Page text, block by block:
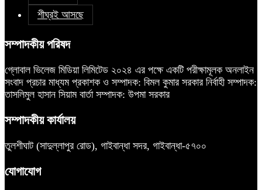
শীঘ্রই আসছে
সম্পাদকীয় পরিষদ
গ্লোবাল ভিলেজ মিডিয়া লিমিটেড ২০২৪ এর পক্ষে একটি পরীক্ষামূলক অনলাইন
সংবাদ প্রচার মাধ্যম প্রকাশক ও সম্পাদক: বিমল কুমার সরকার নির্বাহী সম্পাদক:
তাসলিমুল হাসান সিয়াম বার্তা সম্পাদক: উপমা সরকার
সম্পাদকীয় কার্যালয়
তুলশীঘাট (সাদুল্লাপুর রোড), গাইবান্ধা সদর, গাইবান্ধা-৫৭০০
যোগাযোগ